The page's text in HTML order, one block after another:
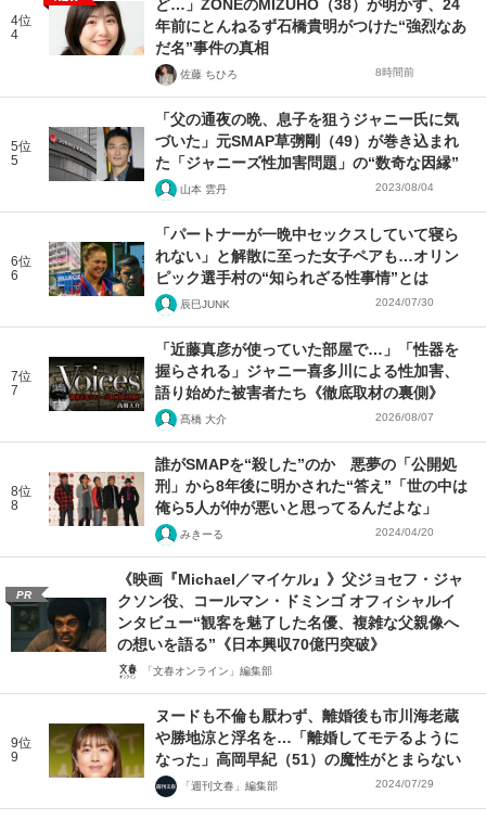
4位
4
ど…」ZONEのMIZUHO（38）が明かす、24
年前にとんねるず石橋貴明がつけた“強烈なあ
だ名”事件の真相
佐藤 ちひろ 8時間前
5位
5
「父の通夜の晩、息子を狙うジャニー氏に気
づいた」元SMAP草彅剛（49）が巻き込まれ
た「ジャニーズ性加害問題」の“数奇な因縁”
山本 雲丹 2023/08/04
6位
6
「パートナーが一晩中セックスしていて寝ら
れない」と解散に至った女子ペアも…オリン
ピック選手村の“知られざる性事情”とは
辰巳JUNK 2024/07/30
7位
7
「近藤真彦が使っていた部屋で…」「性器を
握らされる」ジャニー喜多川による性加害、
語り始めた被害者たち《徹底取材の裏側》
髙橋 大介 2026/08/07
8位
8
誰がSMAPを“殺した”のか 悪夢の「公開処
刑」から8年後に明かされた“答え”「世の中は
俺ら5人が仲が悪いと思ってるんだよな」
みきーる 2024/04/20
PR
《映画『Michael／マイケル』》父ジョセフ・ジャ
クソン役、コールマン・ドミンゴ オフィシャルイ
ンタビュー“観客を魅了した名優、複雑な父親像へ
の想いを語る”《日本興収70億円突破》
「文春オンライン」編集部
9位
9
ヌードも不倫も厭わず、離婚後も市川海老蔵
や勝地涼と浮名を…「離婚してモテるように
なった」高岡早紀（51）の魔性がとまらない
「週刊文春」編集部 2024/07/29